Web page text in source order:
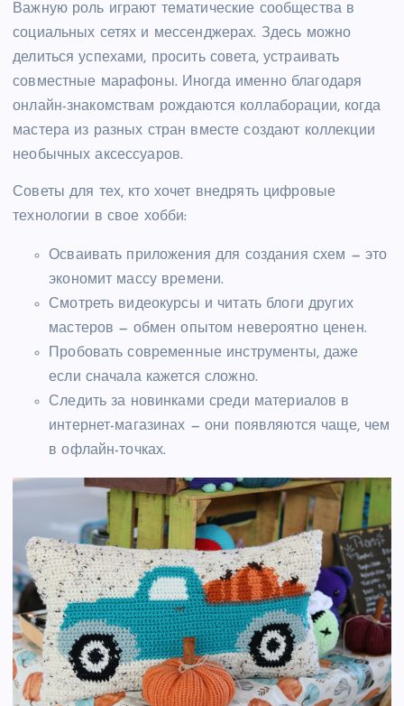
Важную роль играют тематические сообщества в
социальных сетях и мессенджерах. Здесь можно
делиться успехами, просить совета, устраивать
совместные марафоны. Иногда именно благодаря
онлайн-знакомствам рождаются коллаборации, когда
мастера из разных стран вместе создают коллекции
необычных аксессуаров.
Советы для тех, кто хочет внедрять цифровые
технологии в свое хобби:
Осваивать приложения для создания схем — это
экономит массу времени.
Смотреть видеокурсы и читать блоги других
мастеров — обмен опытом невероятно ценен.
Пробовать современные инструменты, даже
если сначала кажется сложно.
Следить за новинками среди материалов в
интернет-магазинах — они появляются чаще, чем
в офлайн-точках.